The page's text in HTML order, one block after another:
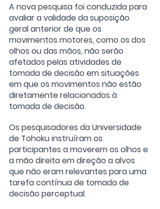
A nova pesquisa foi conduzida para
avaliar a validade da suposição
geral anterior de que os
movimentos motores, como os dos
olhos ou das mãos, não serão
afetados pelas atividades de
tomada de decisão em situações
em que os movimentos não estão
diretamente relacionados à
tomada de decisão.
Os pesquisadores da Universidade
de Tohoku instruíram os
participantes a moverem os olhos e
a mão direita em direção a alvos
que não eram relevantes para uma
tarefa contínua de tomada de
decisão perceptual.